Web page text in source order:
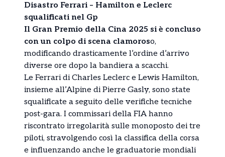
Disastro Ferrari – Hamilton e Leclerc
squalificati nel Gp
Il Gran Premio della Cina 2025 si è concluso
con un colpo di scena clamoroso,
modificando drasticamente l’ordine d’arrivo
diverse ore dopo la bandiera a scacchi.
Le Ferrari di Charles Leclerc e Lewis Hamilton,
insieme all’Alpine di Pierre Gasly, sono state
squalificate a seguito delle verifiche tecniche
post-gara. I commissari della FIA hanno
riscontrato irregolarità sulle monoposto dei tre
piloti, stravolgendo così la classifica della corsa
e influenzando anche le graduatorie mondiali